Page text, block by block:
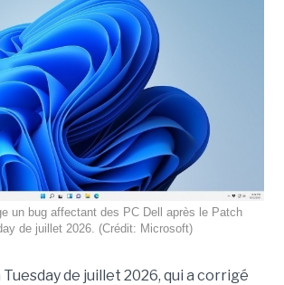
un bug affectant des PC Dell après le Patch
de juillet 2026. (Crédit: Microsoft)
de juillet 2026, qui a corrigé